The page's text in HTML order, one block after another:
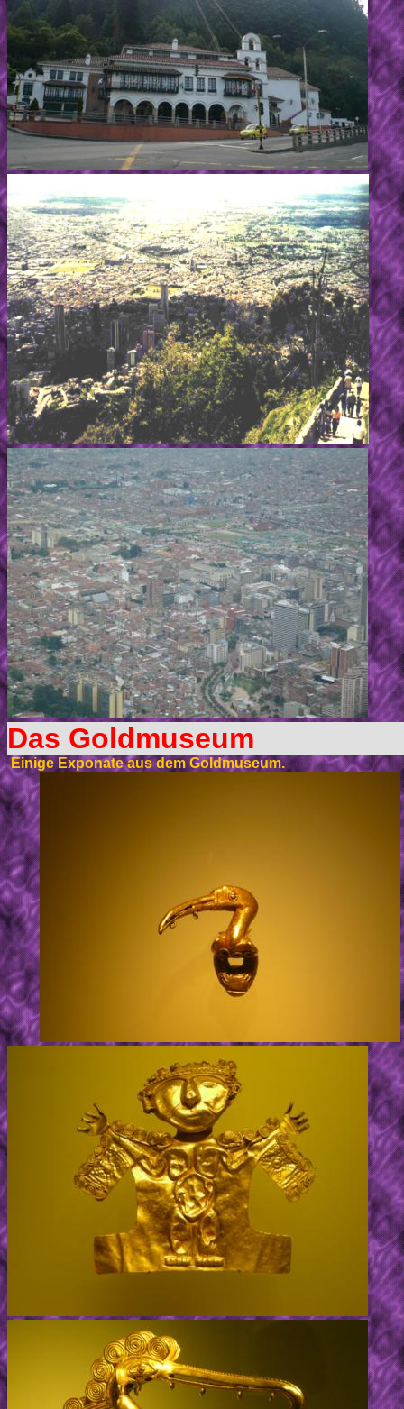
Das Goldmuseum
Einige Exponate aus dem Goldmuseum.